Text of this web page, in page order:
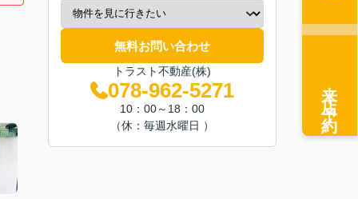
無料お問い合わせ
トラスト不動産(株)
078-962-5271
10：00～18：00
（休：毎週水曜日 ）
来店予約